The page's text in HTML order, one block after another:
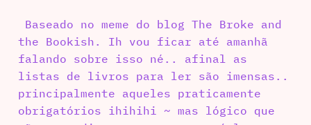
Baseado no meme do blog The Broke and
the Bookish. Ih vou ficar até amanhã
falando sobre isso né.. afinal as
listas de livros para ler são imensas..
principalmente aqueles praticamente
obrigatórios ihihihi ~ mas lógico que